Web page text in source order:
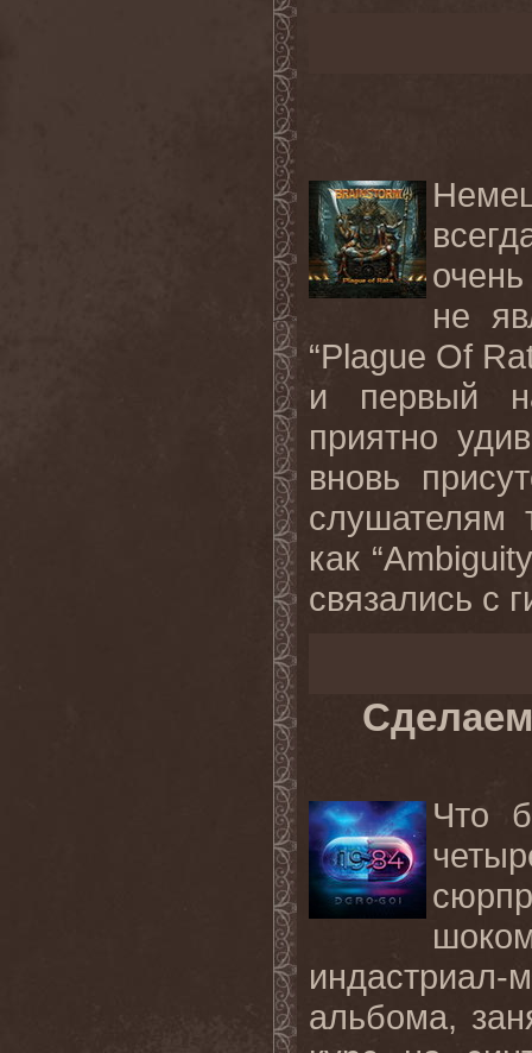
не
“Plague Of
и первый
приятно
вновь
слушателям
как
связались с
Что
альбома,